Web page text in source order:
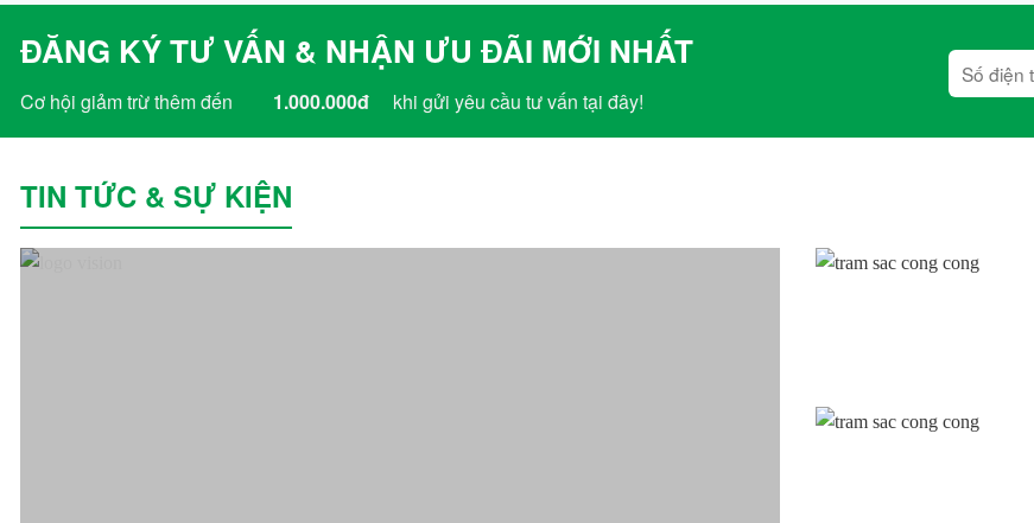
Deestone
Detech
Doosan
ĐĂNG KÝ TƯ VẤN & NHẬN ƯU ĐÃI MỚI NHẤT
Cơ hội giảm trừ thêm đến 1.000.000đ khi gửi yêu cầu tư vấn tại đây!
TIN TỨC & SỰ KIỆN